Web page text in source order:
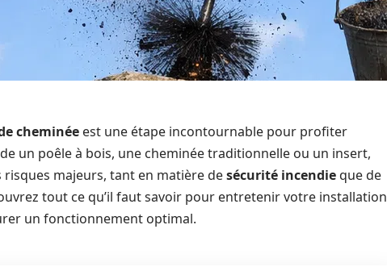
cheminée est une étape incontournable pour profiter
un poêle à bois, une cheminée traditionnelle ou un insert,
majeurs, tant en matière desécurité incendieque de
tout ce qu’il faut savoir pour entretenir votre installation
un fonctionnement optimal.